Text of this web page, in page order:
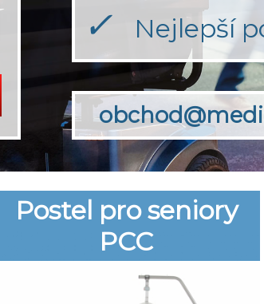
✓ Nejlepší
Postel pro seniory
PCC